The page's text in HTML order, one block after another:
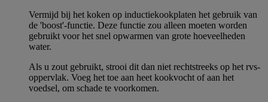
Vermijd bij het koken op inductiekookplaten het gebruik van
de 'boost'-functie. Deze functie zou alleen moeten worden
gebruikt voor het snel opwarmen van grote hoeveelheden
water.
Als u zout gebruikt, strooi dit dan niet rechtstreeks op het rvs-
oppervlak. Voeg het toe aan heet kookvocht of aan het
voedsel, om schade te voorkomen.